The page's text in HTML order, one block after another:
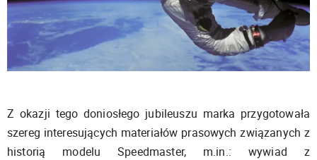
Z okazji tego doniosłego jubileuszu marka przygotowała
szereg interesujących materiałów prasowych związanych z
historią modelu Speedmaster, m.in.: wywiad z